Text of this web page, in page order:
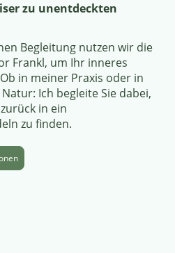
zu unentdeckten
Begleitung nutzen wir die
Frankl, um Ihr inneres
in meiner Praxis oder in
Ich begleite Sie dabei,
in ein
zu finden.